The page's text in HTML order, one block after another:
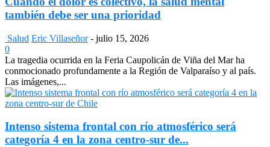
también debe ser una prioridad
Salud Eric Villaseñor - julio 15, 2026
0
La tragedia ocurrida en la Feria Caupolicán de Viña del Mar ha
conmocionado profundamente a la Región de Valparaíso y al país.
Las imágenes,...
Intenso sistema frontal con río atmosférico será
categoría 4 en la zona centro-sur de...